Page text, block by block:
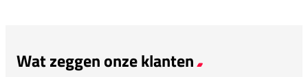
Wat zeggen onze klanten